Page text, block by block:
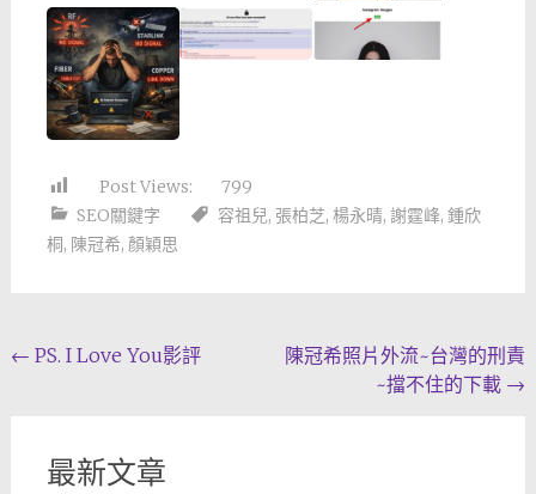
Post Views:
799
SEO關鍵字
容祖兒, 張柏芝, 楊永晴, 謝霆峰, 鍾欣
桐, 陳冠希, 顏穎思
Post
← PS. I Love You影評
陳冠希照片外流~台灣的刑責
~擋不住的下載 →
最新文章